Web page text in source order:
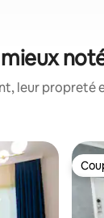
leur propreté